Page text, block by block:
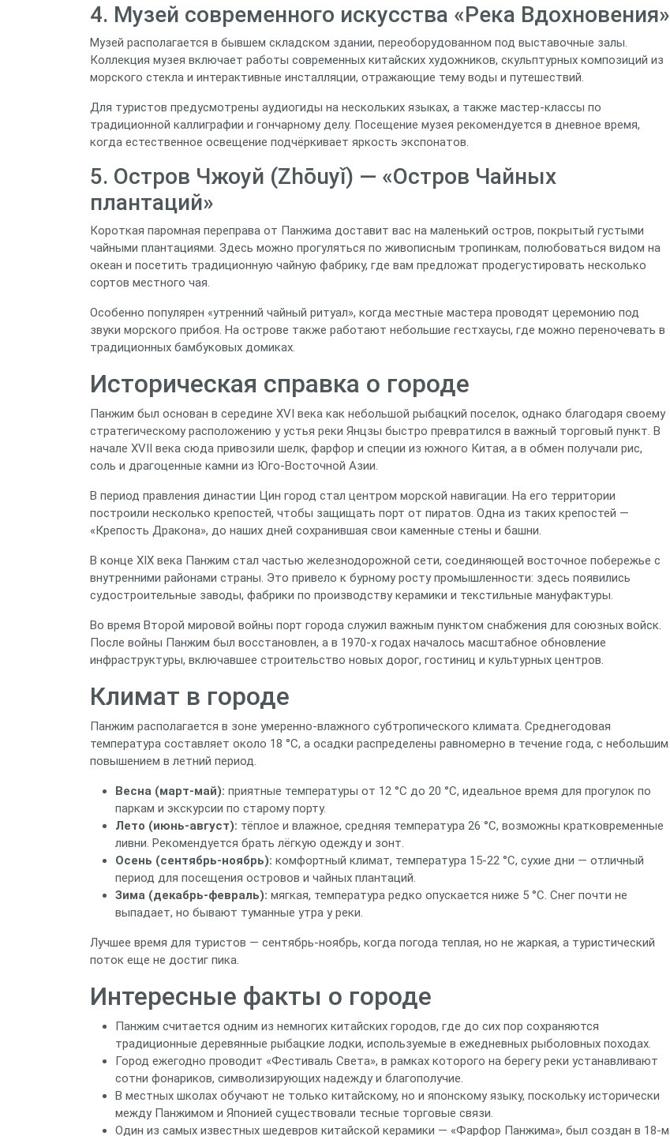
4. Музей современного искусства «Река Вдохновения»
Музей располагается в бывшем складском здании, переоборудованном под выставочные залы.
Коллекция музея включает работы современных китайских художников, скульптурных композиций из
морского стекла и интерактивные инсталляции, отражающие тему воды и путешествий.
Для туристов предусмотрены аудиогиды на нескольких языках, а также мастер‑классы по
традиционной каллиграфии и гончарному делу. Посещение музея рекомендуется в дневное время,
когда естественное освещение подчёркивает яркость экспонатов.
5. Остров Чжоуй (Zhōuyǐ) — «Остров Чайных
плантаций»
Короткая паромная переправа от Панжима доставит вас на маленький остров, покрытый густыми
чайными плантациями. Здесь можно прогуляться по живописным тропинкам, полюбоваться видом на
океан и посетить традиционную чайную фабрику, где вам предложат продегустировать несколько
сортов местного чая.
Особенно популярен «утренний чайный ритуал», когда местные мастера проводят церемонию под
звуки морского прибоя. На острове также работают небольшие гестхаусы, где можно переночевать в
традиционных бамбуковых домиках.
Историческая справка о городе
Панжим был основан в середине XVI века как небольшой рыбацкий поселок, однако благодаря своему
стратегическому расположению у устья реки Янцзы быстро превратился в важный торговый пункт. В
начале XVII века сюда привозили шелк, фарфор и специи из южного Китая, а в обмен получали рис,
соль и драгоценные камни из Юго‑Восточной Азии.
В период правления династии Цин город стал центром морской навигации. На его территории
построили несколько крепостей, чтобы защищать порт от пиратов. Одна из таких крепостей —
«Крепость Дракона», до наших дней сохранившая свои каменные стены и башни.
В конце XIX века Панжим стал частью железнодорожной сети, соединяющей восточное побережье с
внутренними районами страны. Это привело к бурному росту промышленности: здесь появились
судостроительные заводы, фабрики по производству керамики и текстильные мануфактуры.
Во время Второй мировой войны порт города служил важным пунктом снабжения для союзных войск.
После войны Панжим был восстановлен, а в 1970‑х годах началось масштабное обновление
инфраструктуры, включавшее строительство новых дорог, гостиниц и культурных центров.
Климат в городе
Панжим располагается в зоне умеренно‑влажного субтропического климата. Среднегодовая
температура составляет около 18 °C, а осадки распределены равномерно в течение года, с небольшим
повышением в летний период.
Весна (март‑май): приятные температуры от 12 °C до 20 °C, идеальное время для прогулок по
паркам и экскурсии по старому порту.
Лето (июнь‑август): тёплое и влажное, средняя температура 26 °C, возможны кратковременные
ливни. Рекомендуется брать лёгкую одежду и зонт.
Осень (сентябрь‑ноябрь): комфортный климат, температура 15‑22 °C, сухие дни — отличный
период для посещения островов и чайных плантаций.
Зима (декабрь‑февраль): мягкая, температура редко опускается ниже 5 °C. Снег почти не
выпадает, но бывают туманные утра у реки.
Лучшее время для туристов — сентябрь‑ноябрь, когда погода теплая, но не жаркая, а туристический
поток еще не достиг пика.
Интересные факты о городе
Панжим считается одним из немногих китайских городов, где до сих пор сохраняются
традиционные деревянные рыбацкие лодки, используемые в ежедневных рыболовных походах.
Город ежегодно проводит «Фестиваль Света», в рамках которого на берегу реки устанавливают
сотни фонариков, символизирующих надежду и благополучие.
В местных школах обучают не только китайскому, но и японскому языку, поскольку исторически
между Панжимом и Японией существовали тесные торговые связи.
Один из самых известных шедевров китайской керамики — «Фарфор Панжима», был создан в 18‑м